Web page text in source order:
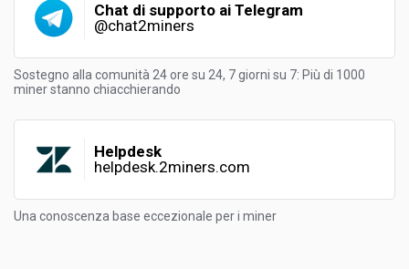
Chat di supporto ai Telegram
@chat2miners
Sostegno alla comunità 24 ore su 24, 7 giorni su 7: Più di 1000
miner stanno chiacchierando
Helpdesk
helpdesk.2miners.com
Una conoscenza base eccezionale per i miner